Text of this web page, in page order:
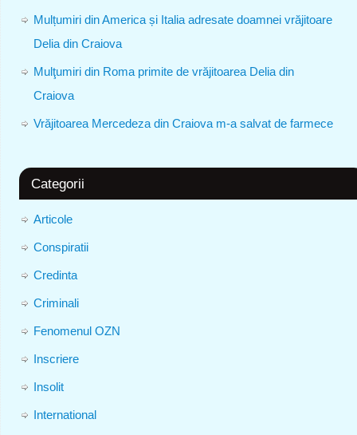
Mulțumiri din America și Italia adresate doamnei vrăjitoare
Delia din Craiova
Mulţumiri din Roma primite de vrăjitoarea Delia din
Craiova
Vrăjitoarea Mercedeza din Craiova m-a salvat de farmece
Categorii
Articole
Conspiratii
Credinta
Criminali
Fenomenul OZN
Inscriere
Insolit
International